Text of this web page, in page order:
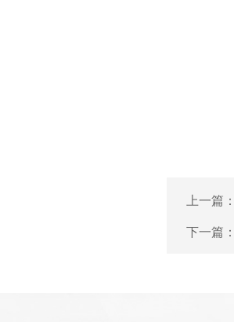
上一篇
下一篇